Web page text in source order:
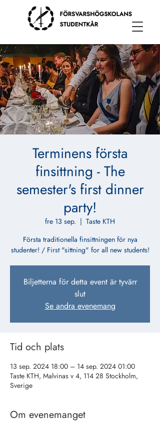
Terminens första
finsittning - The
semester's first dinner
party!
fre 13 sep.
  |
Taste KTH
Första traditionella finsittningen för nya
studenter! / First "sittning" for all new students!
Biljetterna för detta event är tyvärr
slut
Se andra evenemang
Tid och plats
13 sep. 2024 18:00 – 14 sep. 2024 01:00
Taste KTH, Malvinas v 4, 114 28 Stockholm,
Sverige
Om evenemanget